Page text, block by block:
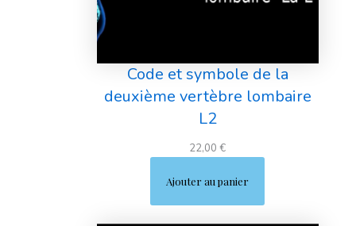
Code et symbole de la
deuxième vertèbre lombaire
L2
22,00€
Ajouter au panier